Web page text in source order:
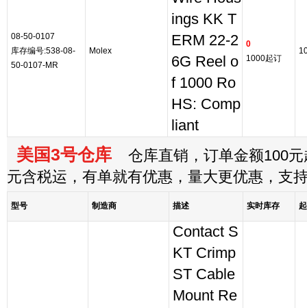
08-50-0107
库存编号:538-08-
50-0107-MR
Molex
ings KK T
ERM 22-2
6G Reel o
f 1000 Ro
HS: Comp
liant
0
1000起订
美国3号仓库 仓库直销，订单金额100元
元含税运，有单就有优惠，量大更优惠，支
型号 制造商 描述 实时库存
Contact S
KT Crimp
ST Cable
Mount Re